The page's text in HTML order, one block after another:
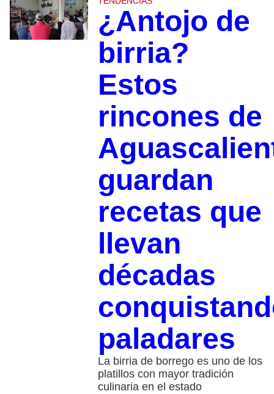
¿Antojo de
birria?
Estos
rincones de
guardan
recetas que
llevan
décadas
paladares
La birria de borrego es uno de los
platillos con mayor tradición
culinaria en el estado